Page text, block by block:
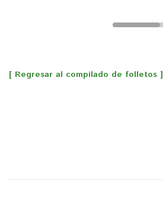
[ Regresar al compilado de folletos ]